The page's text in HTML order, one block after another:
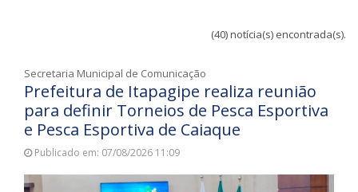
(40) notícia(s) encontrada(s).
Secretaria Municipal de Comunicação
Prefeitura de Itapagipe realiza reunião
para definir Torneios de Pesca Esportiva
e Pesca Esportiva de Caiaque
Publicado em: 07/08/2026 11:09